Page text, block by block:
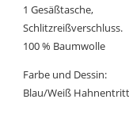
1 Gesäßtasche,
Schlitzreißverschluss.
100 % Baumwolle
Farbe und Dessin:
Blau/Weiß Hahnentritt